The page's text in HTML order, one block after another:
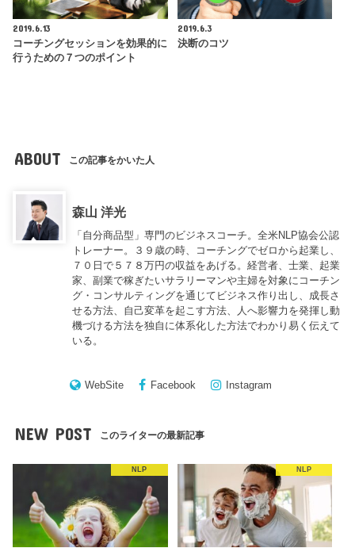
2019.6.13
コーチングセッションを効果的に
行うための７つのポイント
2019.6.3
決断のコツ
ABOUT この記事をかいた人
森山 洋光
「自分商品型」専門のビジネスコーチ。全米NLP協会公認
トレーナー。３９歳の時、コーチングでゼロから起業し、
７０日で５７８万円の収益をあげる。経営者、士業、起業
家、副業で稼ぎたいサラリーマンや主婦を対象にコーチン
グ・コンサルティングを通じてビジネス作り出し、成長さ
せる方法、自己変革を起こす方法、人へ影響力を発揮し動
機づける方法を独自に体系化した方法でわかり易く伝えて
いる。
WebSite Facebook Instagram
NEW POST このライターの最新記事
NLP NLP